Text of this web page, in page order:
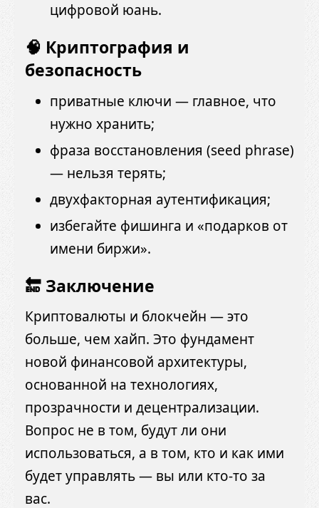
цифровой юань.
🧠 Криптография и
безопасность
приватные ключи — главное, что
нужно хранить;
фраза восстановления (seed phrase)
— нельзя терять;
двухфакторная аутентификация;
избегайте фишинга и «подарков от
имени биржи».
🔚 Заключение
Криптовалюты и блокчейн — это
больше, чем хайп. Это фундамент
новой финансовой архитектуры,
основанной на технологиях,
прозрачности и децентрализации.
Вопрос не в том, будут ли они
использоваться, а в том, кто и как ими
будет управлять — вы или кто-то за
вас.